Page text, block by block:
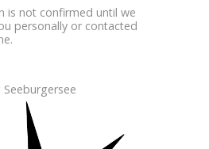
is not confirmed until we
personally or contacted